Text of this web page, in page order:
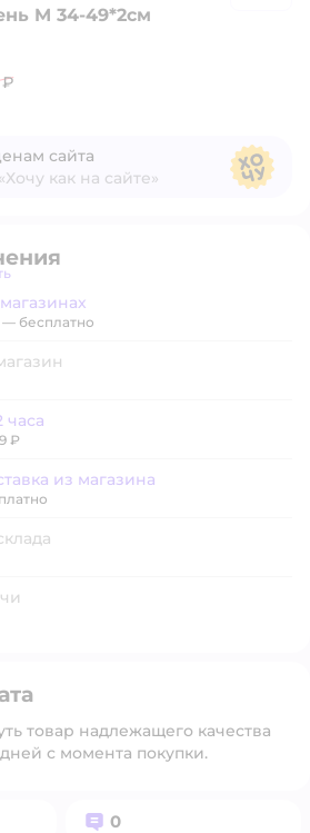
M 34-49*2см
₽
сайта
как на сайте»
доставки.
— бесплатно
часа
₽
из магазина
товар надлежащего качества
с момента покупки.
Вопросов:
0